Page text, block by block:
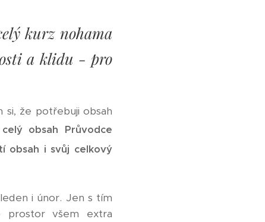
kurz nohama
a klidu - pro
si, že potřebuji obsah
obsah Průvodce
obsah i svůj celkový
i únor. Jen s tím
prostor všem extra